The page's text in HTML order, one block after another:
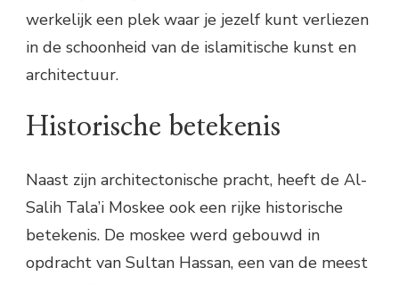
werkelijk een plek waar je jezelf kunt verliezen
in de schoonheid van de islamitische kunst en
architectuur.
Historische betekenis
Naast zijn architectonische pracht, heeft de Al-
Salih Tala’i Moskee ook een rijke historische
betekenis. De moskee werd gebouwd in
opdracht van Sultan Hassan, een van de meest